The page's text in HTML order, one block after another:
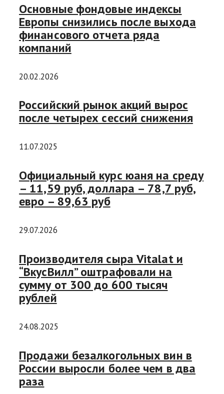
Основные фондовые индексы
Европы снизились после выхода
финансового отчета ряда
компаний
20.02.2026
Российский рынок акций вырос
после четырех сессий снижения
11.07.2025
Официальный курс юаня на среду
– 11,59 руб, доллара – 78,7 руб,
евро – 89,63 руб
29.07.2026
Производителя сыра Vitalat и
“ВкусВилл” оштрафовали на
сумму от 300 до 600 тысяч
рублей
24.08.2025
Продажи безалкогольных вин в
России выросли более чем в два
раза